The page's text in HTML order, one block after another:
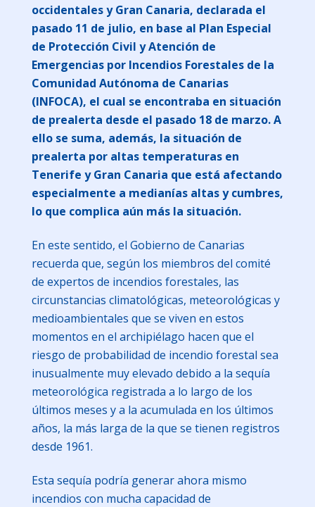
occidentales y Gran Canaria, declarada el
pasado 11 de julio, en base al Plan Especial
de Protección Civil y Atención de
Emergencias por Incendios Forestales de la
Comunidad Autónoma de Canarias
(INFOCA), el cual se encontraba en situación
de prealerta desde el pasado 18 de marzo. A
ello se suma, además, la situación de
prealerta por altas temperaturas en
Tenerife y Gran Canaria que está afectando
especialmente a medianías altas y cumbres,
lo que complica aún más la situación.
En este sentido, el Gobierno de Canarias
recuerda que, según los miembros del comité
de expertos de incendios forestales, las
circunstancias climatológicas, meteorológicas y
medioambientales que se viven en estos
momentos en el archipiélago hacen que el
riesgo de probabilidad de incendio forestal sea
inusualmente muy elevado debido a la sequía
meteorológica registrada a lo largo de los
últimos meses y a la acumulada en los últimos
años, la más larga de la que se tienen registros
desde 1961.
Esta sequía podría generar ahora mismo
incendios con mucha capacidad de